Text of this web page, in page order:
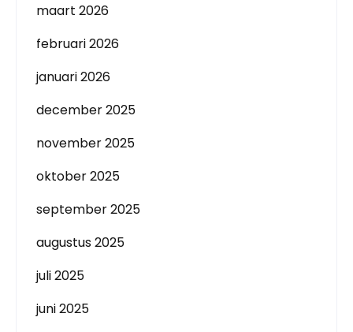
maart 2026
februari 2026
januari 2026
december 2025
november 2025
oktober 2025
september 2025
augustus 2025
juli 2025
juni 2025